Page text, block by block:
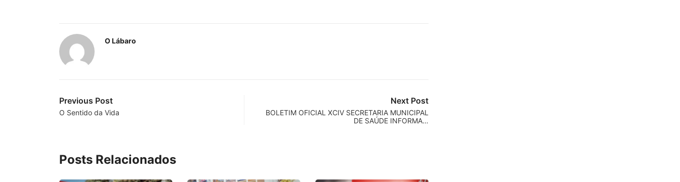
O Lábaro
Previous Post
O Sentido da Vida
Next Post
BOLETIM OFICIAL XCIV SECRETARIA MUNICIPAL
DE SAÚDE INFORMA…
Posts Relacionados